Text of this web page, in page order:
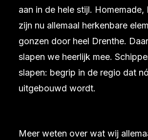
aan in de hele stijl. Homemade,
zijn nu allemaal herkenbare
gonzen door heel Drenthe.
slapen we heerlijk mee.
slapen: begrip in de regio dat
uitgebouwd wordt.
Meer weten over wat wij